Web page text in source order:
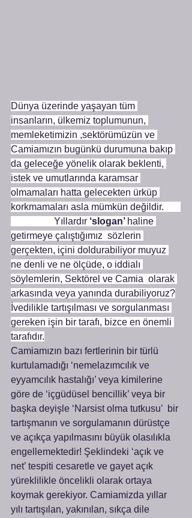
Dünya üzerinde yaşayan tüm
insanların, ülkemiz toplumunun,
memleketimizin ,sektörümüzün ve
Camiamızın bugünkü durumuna bakıp
da geleceğe yönelik olarak beklenti,
istek ve umutlarında karamsar
olmamaları hatta gelecekten ürküp
korkmamaları asla mümkün değildir.
                  Yıllardır
‘slogan’ haline
getirmeye çalıştığımız  sözlerin
gerçekten, içini doldurabiliyor muyuz
ne denli ve ne ölçüde, o iddialı
söylemlerin, Sektörel ve Camia  olarak
arkasında veya yanında durabiliyoruz?
İvedilikle tartışılması ve sorgulanması
gereken işin bir tarafı, bizce en önemli
tarafıdır.
Camiamızın bazı fertlerinin bir türlü
kurtulamadığı ‘nemelazımcılık ve
eyyamcılık hastalığı’ veya kimilerine
göre de ‘içgüdüsel bencillik’ veya bir
başka deyişle ‘Narsist olma tutkusu’  bir
tartışmanın ve sorgulamanın dürüstçe
ve açıkça yapılmasını büyük olasılıkla
engellemektedir! Şeklindeki ‘açık ve
net’ tespiti cesaretle ve gayet açık
yüreklilikle öncelikli olarak ortaya
koymak gerekiyor. Camiamizda yıllar
yılı tartışılan, yakınılan, sıkça dile